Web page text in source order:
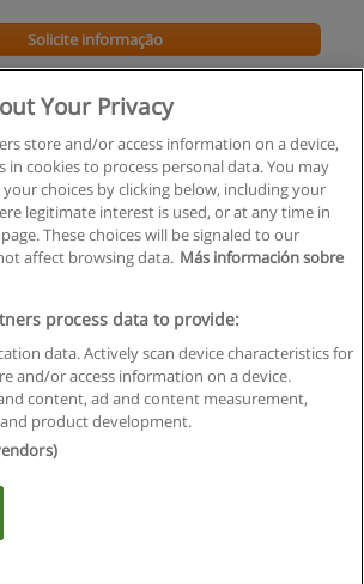
Solicite informação
Fun in English! - Curso Livre
de Educação IPPorto
Solicite informação
Regras de uso
Privacidade de dados
em contato com Educaedu
Business S.L. - CIF : B-95610580: -
Your Privacy
store and/or access information on a device,
in cookies to process personal data. You may
choices by clicking below, including your
legitimate interest is used, or at any time in
These choices will be signaled to our
affect browsing data. Más información sobre
process data to provide:
data. Actively scan device characteristics for
and/or access information on a device.
content, ad and content measurement,
product development.